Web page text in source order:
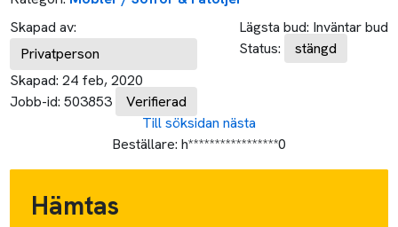
Skapad av:
Privatperson
Skapad: 24 feb, 2020
Jobb-id: 503853 Verifierad
Lägsta bud: Inväntar bud
Status:
stängd
Till söksidan nästa
Beställare: h*****************0
Hämtas